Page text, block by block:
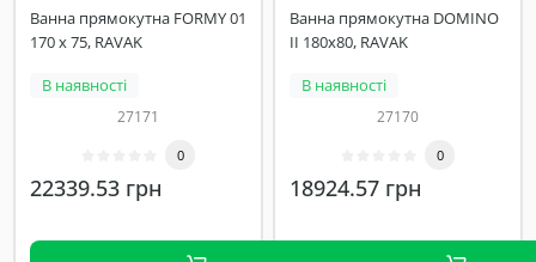
Ванна прямокутна FORMY 01
170 x 75, RAVAK
В наявності
27171
0
22339.53 грн
Ванна прямокутна DOMINO
II 180x80, RAVAK
В наявності
27170
0
18924.57 грн